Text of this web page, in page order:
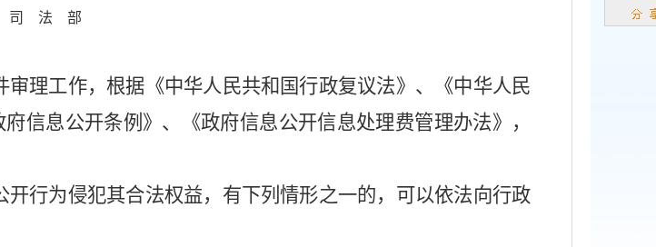
司 法 部
理工作，根据《中华人民共和国行政复议法》、《中华人民
信息公开条例》、《政府信息公开信息处理费管理办法》，
行为侵犯其合法权益，有下列情形之一的，可以依法向行政